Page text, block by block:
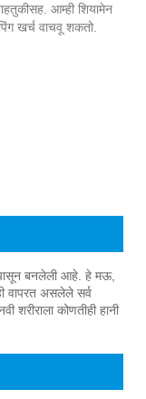
आम्ही शियामेन
खर्च वाचवू शकतो.
बनलेली आहे. हे मऊ,
वापरत असलेले सर्व
शरीराला कोणतीही हानी